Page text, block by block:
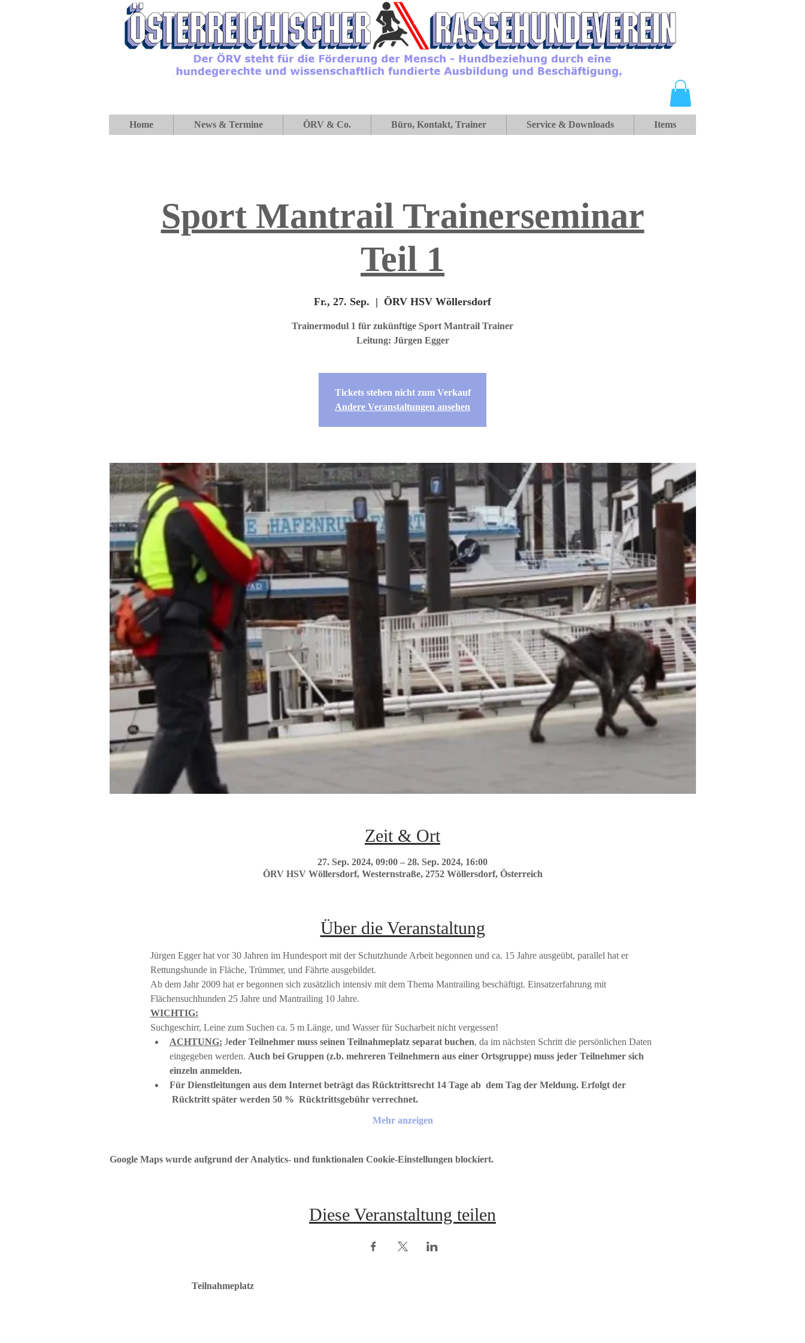
Sport Mantrail Trainerseminar
Teil 1
Fr., 27. Sep.
  |
ÖRV HSV Wöllersdorf
Trainermodul 1 für zukünftige Sport Mantrail Trainer
Leitung: Jürgen Egger
Tickets stehen nicht zum Verkauf
Andere Veranstaltungen ansehen
Zeit & Ort
27. Sep. 2024, 09:00 – 28. Sep. 2024, 16:00
ÖRV HSV Wöllersdorf, Westernstraße, 2752 Wöllersdorf, Österreich
Über die Veranstaltung
Jürgen Egger hat vor 30 Jahren im Hundesport mit der Schutzhunde Arbeit begonnen und ca. 15 Jahre ausgeübt, parallel hat er
Rettungshunde in Fläche, Trümmer, und Fährte ausgebildet.
Ab dem Jahr 2009 hat er begonnen sich zusätzlich intensiv mit dem Thema Mantrailing beschäftigt. Einsatzerfahrung mit
Flächensuchhunden 25 Jahre und Mantrailing 10 Jahre.
WICHTIG:
Suchgeschirr, Leine zum Suchen ca. 5 m Länge, und Wasser für Sucharbeit nicht vergessen!
ACHTUNG: Jeder Teilnehmer muss seinen Teilnahmeplatz separat buchen, da im nächsten Schritt die persönlichen Daten
eingegeben werden. Auch bei Gruppen (z.b. mehreren Teilnehmern aus einer Ortsgruppe) muss jeder Teilnehmer sich
einzeln anmelden.
Für Dienstleitungen aus dem Internet beträgt das Rücktrittsrecht 14 Tage ab  dem Tag der Meldung. Erfolgt der
Rücktritt später werden 50 %  Rücktrittsgebühr verrechnet.
Mehr anzeigen
Google Maps wurde aufgrund der Analytics- und funktionalen Cookie-Einstellungen blockiert.
Diese Veranstaltung teilen
Teilnahmeplatz
Home News & Termine ÖRV & Co. Büro, Kontakt, Trainer Service & Downloads Items